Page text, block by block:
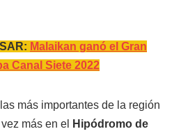
Malaikan ganó el Gran
Canal Siete 2022
más importantes de la región
más en el
Hipódromo de